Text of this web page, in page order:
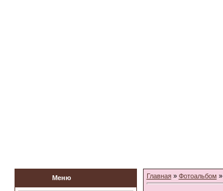
Меню Главная» Фотоальбом »